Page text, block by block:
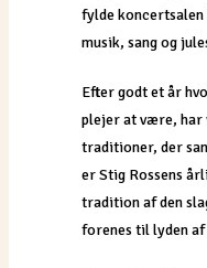
fylde
musik, sang og
Efter godt et år
plejer at være, har
traditioner, der
er Stig Rossens
tradition af den
forenes til lyden